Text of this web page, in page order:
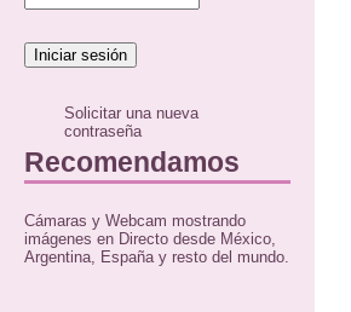
Solicitar una nueva
contraseña
Recomendamos
Cámaras y Webcam mostrando
imágenes en Directo desde México,
Argentina, España y resto del mundo.